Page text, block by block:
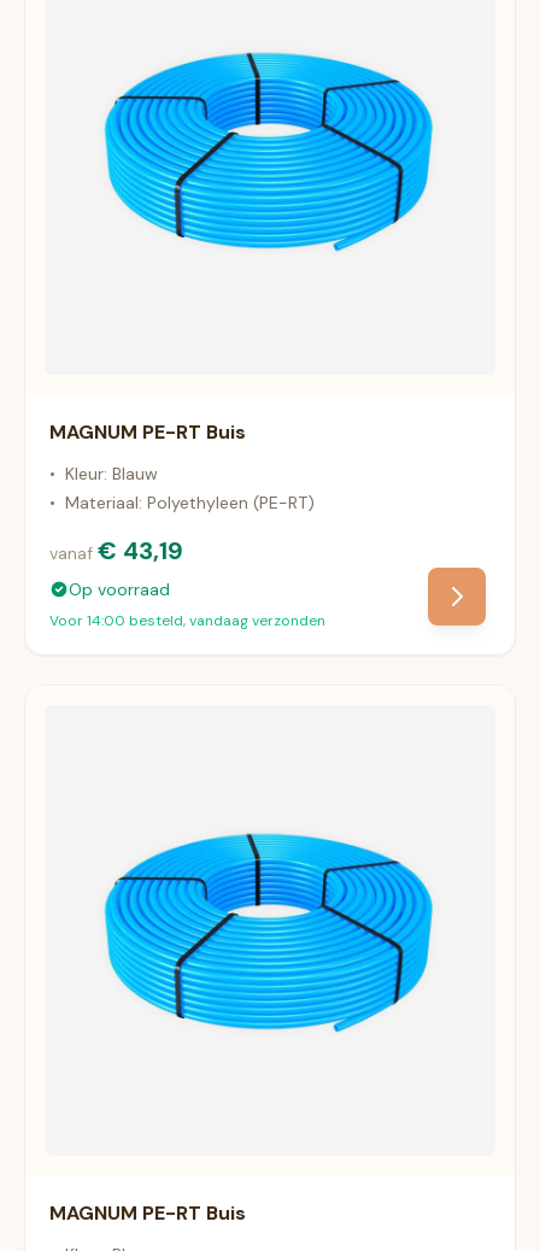
MAGNUM PE-RT Buis
• Kleur: Blauw
• Materiaal: Polyethyleen (PE-RT)
vanaf € 43,19
Op voorraad
Voor 14:00 besteld, vandaag verzonden
MAGNUM PE-RT Buis